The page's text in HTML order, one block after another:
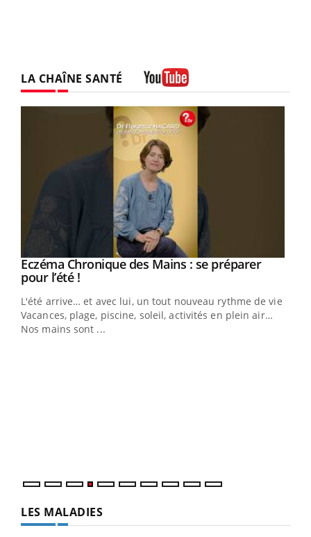
LA CHAÎNE SANTÉ
Youtube
Eczéma Chronique des Mains : se préparer
pour l’été !Youtube
L'été arrive… et avec lui, un tout nouveau rythme de vie !
Vacances, plage, piscine, soleil, activités en plein air…
Nos mains sont ...
LES MALADIES